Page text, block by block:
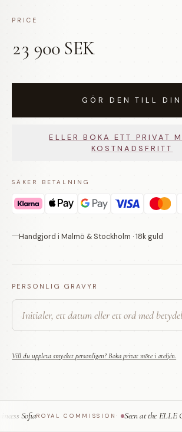
PRICE
23 900 SEK
GÖR DEN TILL DIN
ELLER BOKA ETT PRIVAT
KOSTNADSFRITT
SÄKER BETALNING
Handgjord i Malmö & Stockholm · 18k guld
PERSONLIG GRAVYR
Vill du uppleva smycket personligen? Boka privat möte i ateljén.
SofiaROYAL COMMISSION · Seen at the ELLE